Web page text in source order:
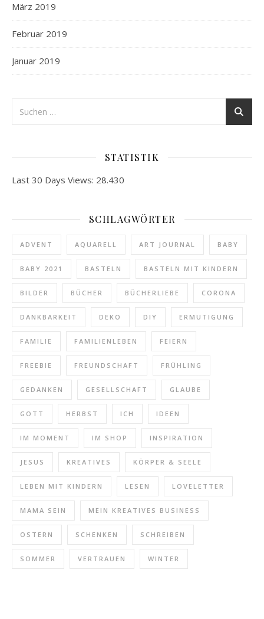
März 2019
Februar 2019
Januar 2019
STATISTIK
Last 30 Days Views: 28.430
SCHLAGWÖRTER
ADVENT AQUARELL ART JOURNAL BABY
BABY 2021 BASTELN BASTELN MIT KINDERN
BILDER BÜCHER BÜCHERLIEBE CORONA
DANKBARKEIT DEKO DIY ERMUTIGUNG
FAMILIE FAMILIENLEBEN FEIERN
FREEBIE FREUNDSCHAFT FRÜHLING
GEDANKEN GESELLSCHAFT GLAUBE
GOTT HERBST ICH IDEEN
IM MOMENT IM SHOP INSPIRATION
JESUS KREATIVES KÖRPER & SEELE
LEBEN MIT KINDERN LESEN LOVELETTER
MAMA SEIN MEIN KREATIVES BUSINESS
OSTERN SCHENKEN SCHREIBEN
SOMMER VERTRAUEN WINTER